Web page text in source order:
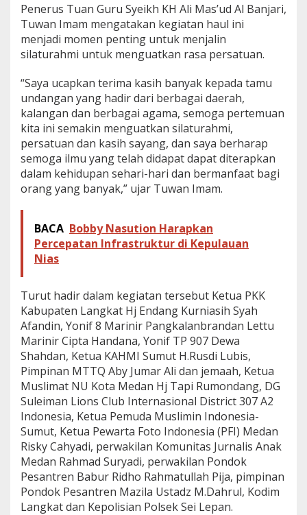
Penerus Tuan Guru Syeikh KH Ali Mas’ud Al Banjari,
Tuwan Imam mengatakan kegiatan haul ini
menjadi momen penting untuk menjalin
silaturahmi untuk menguatkan rasa persatuan.
“Saya ucapkan terima kasih banyak kepada tamu
undangan yang hadir dari berbagai daerah,
kalangan dan berbagai agama, semoga pertemuan
kita ini semakin menguatkan silaturahmi,
persatuan dan kasih sayang, dan saya berharap
semoga ilmu yang telah didapat dapat diterapkan
dalam kehidupan sehari-hari dan bermanfaat bagi
orang yang banyak,” ujar Tuwan Imam.
BACA Bobby Nasution Harapkan
Percepatan Infrastruktur di Kepulauan
Nias
Turut hadir dalam kegiatan tersebut Ketua PKK
Kabupaten Langkat Hj Endang Kurniasih Syah
Afandin, Yonif 8 Marinir Pangkalanbrandan Lettu
Marinir Cipta Handana, Yonif TP 907 Dewa
Shahdan, Ketua KAHMI Sumut H.Rusdi Lubis,
Pimpinan MTTQ Aby Jumar Ali dan jemaah, Ketua
Muslimat NU Kota Medan Hj Tapi Rumondang, DG
Suleiman Lions Club Internasional District 307 A2
Indonesia, Ketua Pemuda Muslimin Indonesia-
Sumut, Ketua Pewarta Foto Indonesia (PFI) Medan
Risky Cahyadi, perwakilan Komunitas Jurnalis Anak
Medan Rahmad Suryadi, perwakilan Pondok
Pesantren Babur Ridho Rahmatullah Pija, pimpinan
Pondok Pesantren Mazila Ustadz M.Dahrul, Kodim
Langkat dan Kepolisian Polsek Sei Lepan.